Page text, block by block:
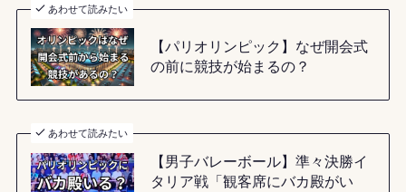
あわせて読みたい
【パリオリンピック】なぜ開会式
の前に競技が始まるの？
あわせて読みたい
【男子バレーボール】準々決勝イ
タリア戦「観客席にバカ殿がい